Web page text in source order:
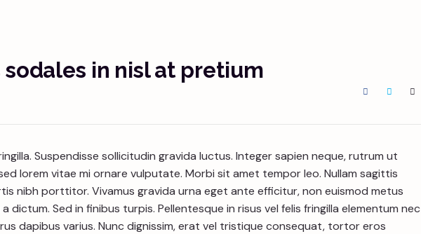
in nisl at pretium
Suspendisse sollicitudin gravida luctus. Integer sapien neque, rutrum ut
lorem vitae mi ornare vulputate. Morbi sit amet tempor leo. Nullam sagittis
nibh porttitor. Vivamus gravida urna eget ante efficitur, non euismod metus
dictum. Sed in finibus turpis. Pellentesque in risus vel felis fringilla elementum nec
dapibus varius. Nunc dignissim, erat vel tristique consequat, tortor eros